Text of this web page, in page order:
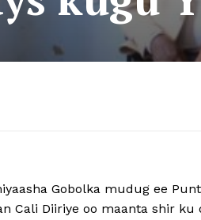
Gobolka mudug ee
Cali Diiriye oo maanta shir ku